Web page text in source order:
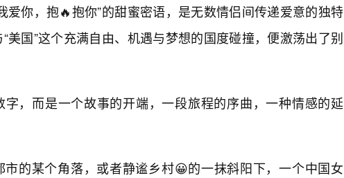
爱你，抱🔥抱你”的甜蜜密语，是无数情侣间传递爱意的独特
美国”这个充满自由、机遇与梦想的国度碰撞，便激荡出了别
字，而是一个故事的开端，一段旅程的序曲，一种情感的延
的某个角落，或者静谧乡村😀的一抹斜阳下，一个中国女